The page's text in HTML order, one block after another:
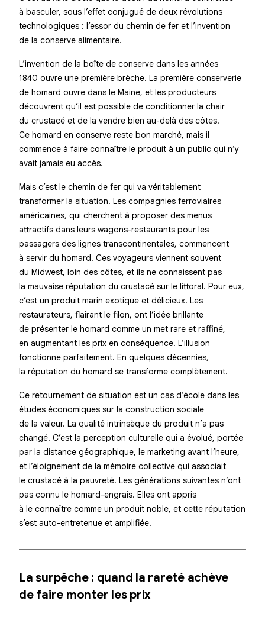
à basculer, sous l’effet conjugué de deux révolutions
technologiques : l’essor du chemin de fer et l’invention
de la conserve alimentaire.
L’invention de la boîte de conserve dans les années
1840 ouvre une première brèche. La première conserverie
de homard ouvre dans le Maine, et les producteurs
découvrent qu’il est possible de conditionner la chair
du crustacé et de la vendre bien au-delà des côtes.
Ce homard en conserve reste bon marché, mais il
commence à faire connaître le produit à un public qui n’y
avait jamais eu accès.
Mais c’est le chemin de fer qui va véritablement
transformer la situation. Les compagnies ferroviaires
américaines, qui cherchent à proposer des menus
attractifs dans leurs wagons-restaurants pour les
passagers des lignes transcontinentales, commencent
à servir du homard. Ces voyageurs viennent souvent
du Midwest, loin des côtes, et ils ne connaissent pas
la mauvaise réputation du crustacé sur le littoral. Pour eux,
c’est un produit marin exotique et délicieux. Les
restaurateurs, flairant le filon, ont l’idée brillante
de présenter le homard comme un met rare et raffiné,
en augmentant les prix en conséquence. L’illusion
fonctionne parfaitement. En quelques décennies,
la réputation du homard se transforme complètement.
Ce retournement de situation est un cas d’école dans les
études économiques sur la construction sociale
de la valeur. La qualité intrinsèque du produit n’a pas
changé. C’est la perception culturelle qui a évolué, portée
par la distance géographique, le marketing avant l’heure,
et l’éloignement de la mémoire collective qui associait
le crustacé à la pauvreté. Les générations suivantes n’ont
pas connu le homard-engrais. Elles ont appris
à le connaître comme un produit noble, et cette réputation
s’est auto-entretenue et amplifiée.
La surpêche : quand la rareté achève
de faire monter les prix